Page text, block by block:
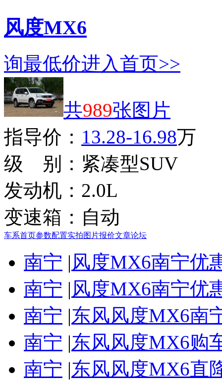
风度MX6
询最低价进入首页>>
共989张图片
指导价： 13.28-16.98万
级 别： 紧凑型SUV
发动机： 2.0L
变速箱： 自动
车系首页参数配置实拍图片报价文章论坛
南宁 |风度MX6南宁优
南宁 |风度MX6南宁优
南宁 |东风风度MX6南
南宁 |东风风度MX6购
南宁 |东风风度MX6直